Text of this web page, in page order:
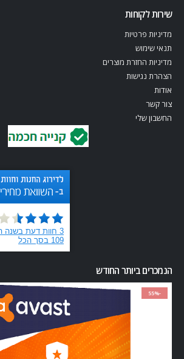
שירות לקוחות
מדיניות פרטיות
תנאי שימוש
מדיניות החזרת מוצרים
הצהרת נגישות
אודות
צור קשר
החשבון שלי
הנמכרים ביותר החודש
-55%